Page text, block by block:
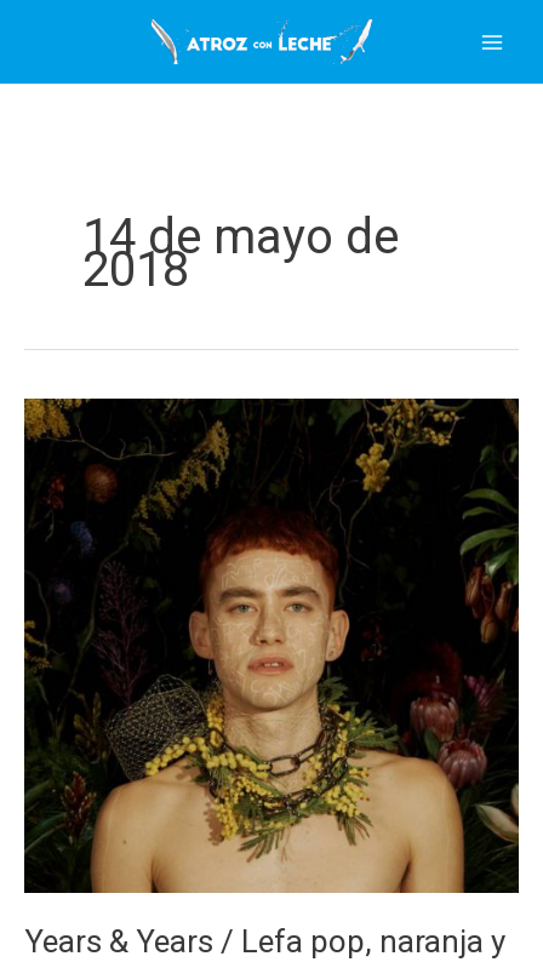
contenido
14 de mayo de
2018
Years & Years / Lefa pop, naranja y